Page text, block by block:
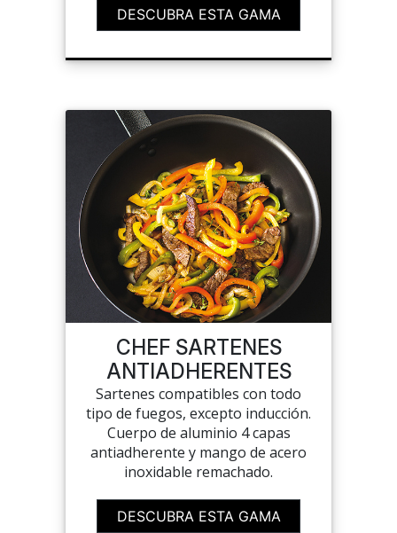
DESCUBRA ESTA GAMA
CHEF SARTENES
ANTIADHERENTES
Sartenes compatibles con todo
tipo de fuegos, excepto inducción.
Cuerpo de aluminio 4 capas
antiadherente y mango de acero
inoxidable remachado.
DESCUBRA ESTA GAMA